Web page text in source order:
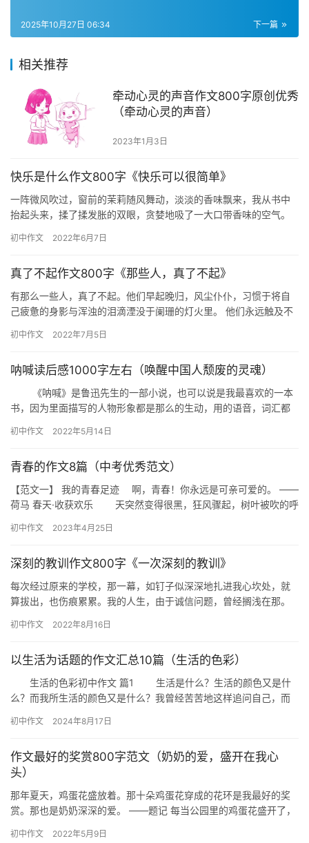
下一篇
2025年10月27日 06:34
相关推荐
牵动心灵的声音作文800字原创优秀
（牵动心灵的声音）
2023年1月3日
快乐是什么作文800字《快乐可以很简单》
一阵微风吹过，窗前的茉莉随风舞动，淡淡的香味飘来，我从书中
抬起头来，揉了揉发胀的双眼，贪婪地吸了一大口带香味的空气。
传来…
初中作文 2022年6月7日
真了不起作文800字《那些人，真了不起》
有那么一些人，真了不起。他们早起晚归，风尘仆仆，习惯于将自
己疲惫的身影与浑浊的泪滴湮没于阑珊的灯火里。 他们永远触及不
褶皱…
初中作文 2022年7月5日
呐喊读后感1000字左右（唤醒中国人颓废的灵魂）
《呐喊》是鲁迅先生的一部小说，也可以说是我最喜欢的一本
书，因为里面描写的人物形象都是那么的生动，用的语音，词汇都
本留…
初中作文 2022年5月14日
青春的作文8篇（中考优秀范文）
【范文一】 我的青春足迹 啊，青春！你永远是可亲可爱的。 ——
荷马 春天·收获欢乐 天突然变得很黑，狂风骤起，树叶被吹的呼
初中作文 2023年4月25日
深刻的教训作文800字《一次深刻的教训》
每次经过原来的学校，那一幕，如钉子似深深地扎进我心坎处，就
算拔出，也伤痕累累。我的人生，由于诚信问题，曾经搁浅在那。
我经…
初中作文 2022年8月16日
以生活为话题的作文汇总10篇（生活的色彩）
生活的色彩初中作文 篇1 生活是什么？生活的颜色又是什
么？而我所生活的颜色又是什么？我曾经苦苦地这样追问自己，而
…
初中作文 2024年8月17日
作文最好的奖赏800字范文（奶奶的爱，盛开在我心
头）
那年夏天，鸡蛋花盛放着。那十朵鸡蛋花穿成的花环是我最好的奖
赏。那也是奶奶深深的爱。 ——题记 每当公园里的鸡蛋花盛开了，
初中作文 2022年5月9日